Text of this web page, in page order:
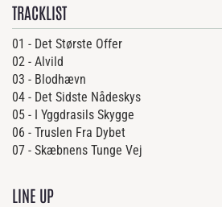
TRACKLIST
01 - Det Største Offer
02 - Alvild
03 - Blodhævn
04 - Det Sidste Nådeskys
05 - I Yggdrasils Skygge
06 - Truslen Fra Dybet
07 - Skæbnens Tunge Vej
LINE UP